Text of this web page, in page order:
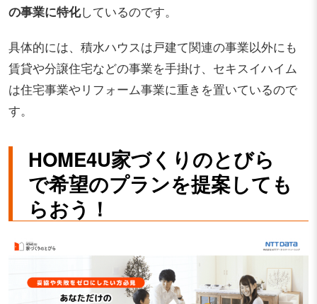
の事業に特化しているのです。
具体的には、積水ハウスは戸建て関連の事業以外にも
賃貸や分譲住宅などの事業を手掛け、セキスイハイム
は住宅事業やリフォーム事業に重きを置いているので
す。
HOME4U家づくりのとびら
で希望のプランを提案しても
らおう！